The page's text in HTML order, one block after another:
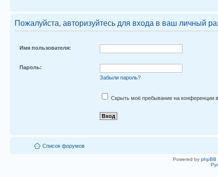
Пожалуйста, авторизуйтесь для входа в ваш личный
Имя пользователя:
Пароль:
Забыли пароль?
Скрыть моё пребывание на конференции в
Список форумов
Powered by phpBB